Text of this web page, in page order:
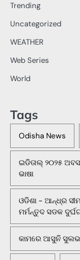
Trending
Uncategorized
WEATHER
Web Series
World
Tags
Odisha News
ଇଡିତାଲ୍ ୨୦୨୫
ଭାଷା
ଓଡିଶା - ଆନ୍ଧ୍ର
ମର୍ମନ୍ତୁଦ ସଡକ
କାମରେ ଆସୁନି